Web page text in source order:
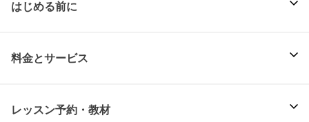
はじめる前に
料金とサービス
レッスン予約・教材